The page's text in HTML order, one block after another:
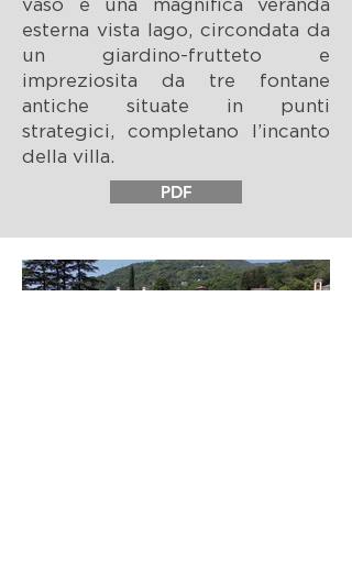
vaso e una magnifica veranda
esterna vista lago, circondata da
un giardino-frutteto e
impreziosita da tre fontane
antiche situate in punti
strategici, completano l’incanto
della villa.
PDF